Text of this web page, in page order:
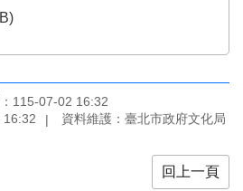
115-07-02 16:32
16:32
資料維護：臺北市政府文化局
回上一頁